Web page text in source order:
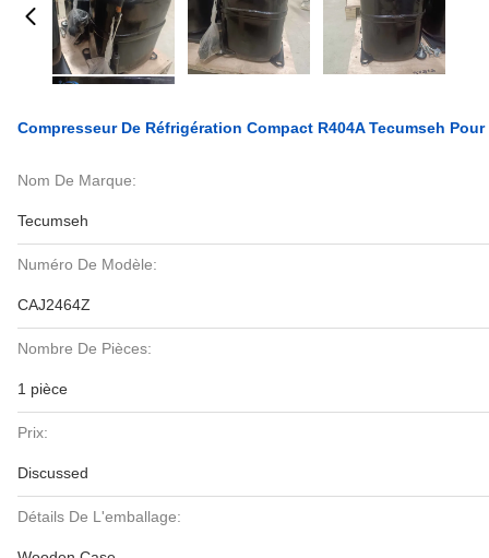
Compresseur De Réfrigération Compact R404A Tecumseh
Nom De Marque:
Tecumseh
Numéro De Modèle:
CAJ2464Z
Nombre De Pièces:
1 pièce
Prix:
Discussed
Détails De L'emballage: